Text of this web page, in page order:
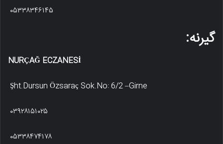
۰۵۳۳۸۳۴۶۱۴۵
گیرنه:
NURÇAĞ ECZANESİ
Şht.Dursun Özsaraç Sok.No: 6/2 –Girne
۰۳۹۲۸۱۵۱۰۲۵
۰۵۳۳۸۴۷۴۱۷۸